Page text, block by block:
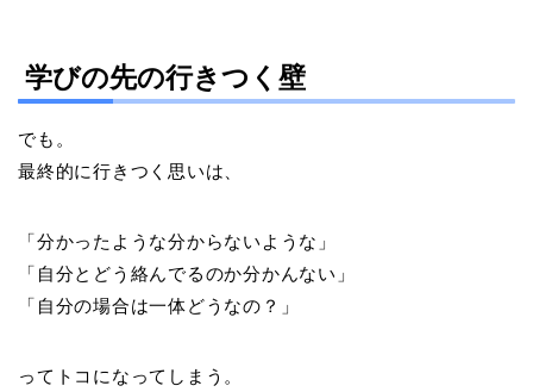
学びの先の行きつく壁
でも。
最終的に行きつく思いは、
「分かったような分からないような」
「自分とどう絡んでるのか分かんない」
「自分の場合は一体どうなの？」
ってトコになってしまう。